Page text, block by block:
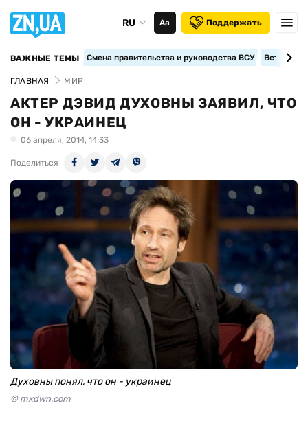
RU Аа Поддержать
ВАЖНЫЕ ТЕМЫ Смена правительства и руководства ВСУ
ГЛАВНАЯ МИР
АКТЕР ДЭВИД ДУХОВНЫ ЗАЯВИЛ, ЧТО
ОН - УКРАИНЕЦ
06 апреля, 2014, 14:33
Поделиться
Духовны понял, что он - украинец
© mxdwn.com